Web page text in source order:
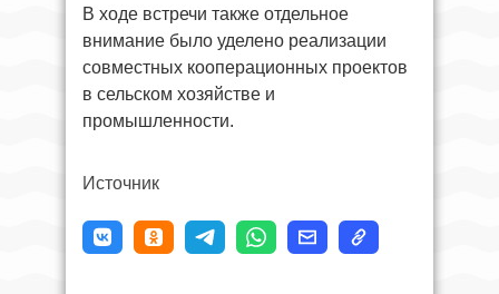
В ходе встречи также отдельное
внимание было уделено реализации
совместных кооперационных проектов
в сельском хозяйстве и
промышленности.
Источник